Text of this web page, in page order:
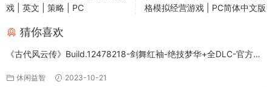
戏 | 英文 | 策略 | PC
格模拟经营游戏 | PC简体中文版
猜你喜欢
《古代风云传》Build.12478218-剑舞红袖-绝技梦华+全DLC-官方中
休闲益智 2023-10-21